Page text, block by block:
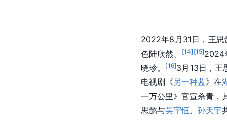
2022年8月31日，王思
色陆欣然。
[14] [15]2024
晓珍。
[16]3月13日，王
电视剧《另一种蓝》在
一万公里》官宣杀青，
思懿与吴宇恒 孙天宇